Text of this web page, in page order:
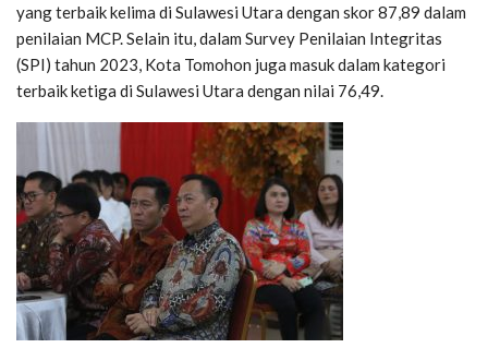
yang terbaik kelima di Sulawesi Utara dengan skor 87,89 dalam
penilaian MCP. Selain itu, dalam Survey Penilaian Integritas
(SPI) tahun 2023, Kota Tomohon juga masuk dalam kategori
terbaik ketiga di Sulawesi Utara dengan nilai 76,49.